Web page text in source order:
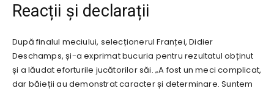
Reacții și declarații
După finalul meciului, selecționerul Franței, Didier
Deschamps, și-a exprimat bucuria pentru rezultatul obținut
și a lăudat eforturile jucătorilor săi. „A fost un meci complicat,
dar băieții au demonstrat caracter și determinare. Suntem